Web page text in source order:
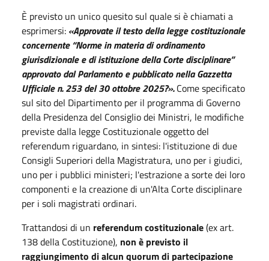
È previsto un unico quesito sul quale si è chiamati a
esprimersi: «Approvate il testo della legge costituzionale
concernente “Norme in materia di ordinamento
giurisdizionale e di istituzione della Corte disciplinare”
approvato dal Parlamento e pubblicato nella Gazzetta
Ufficiale n. 253 del 30 ottobre 2025?».Come specificato
sul sito del Dipartimento per il programma di Governo
della Presidenza del Consiglio dei Ministri, le modifiche
previste dalla legge Costituzionale oggetto del
referendum riguardano, in sintesi: l'istituzione di due
Consigli Superiori della Magistratura, uno per i giudici,
uno per i pubblici ministeri; l'estrazione a sorte dei loro
componenti e la creazione di un'Alta Corte disciplinare
per i soli magistrati ordinari.
Trattandosi di un referendum costituzionale(ex art.
138 della Costituzione), non è previsto il
raggiungimento di alcun quorum di partecipazione